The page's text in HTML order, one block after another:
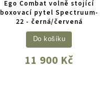
Ego Combat volně stojící
boxovací pytel Spectruum-
22 - černá/červená
11 900 Kč
Do košíku